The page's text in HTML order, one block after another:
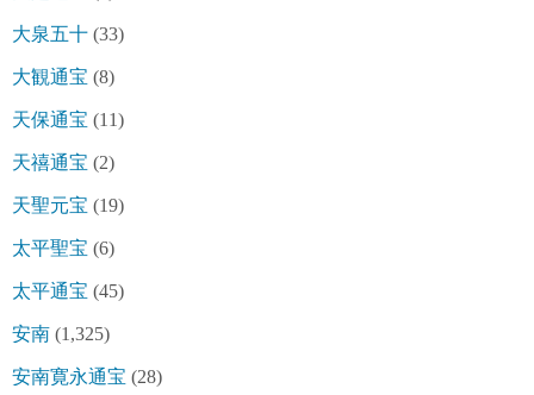
大泉五十 (33)
大観通宝 (8)
天保通宝 (11)
天禧通宝 (2)
天聖元宝 (19)
太平聖宝 (6)
太平通宝 (45)
安南 (1,325)
安南寛永通宝 (28)